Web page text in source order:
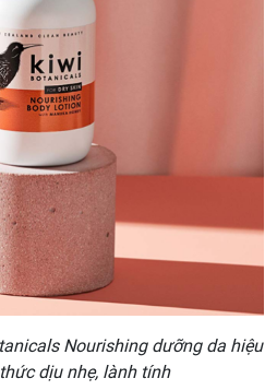
Nourishing dưỡng da hiệu
dịu nhẹ, lành tính